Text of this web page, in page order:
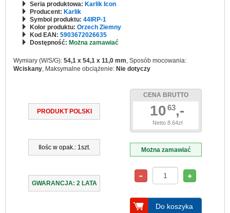
Seria produktowa: Karlik Icon
Producent: Karlik
Symbol produktu: 44IRP-1
Kolor produktu: Orzech Ziemny
Kod EAN: 5903672026635
Dostępność: Można zamawiać
Wymiary (W/S/G): 54,1 x 54,1 x 11,0 mm, Sposób mocowania:
Wciskany, Maksymalne obciążenie: Nie dotyczy
PRODUKT POLSKI
Ilośc w opak.: 1szt.
GWARANCJA: 2 LATA
CENA BRUTTO
1063,-
Netto 8.64zł
Można zamawiać
Do koszyka